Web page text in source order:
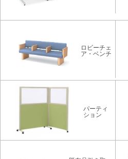
ロビーチェ
ア・ベンチ
パーティ
ション